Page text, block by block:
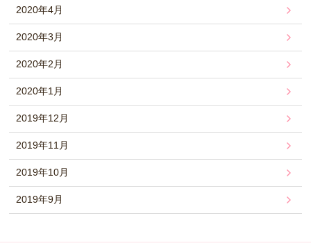
2020年4月
2020年3月
2020年2月
2020年1月
2019年12月
2019年11月
2019年10月
2019年9月